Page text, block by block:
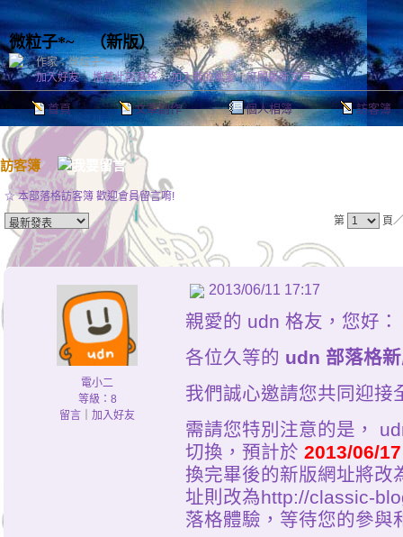
微粒子*~（新版）
首頁 文章創作 個人相簿 訪客簿
加入好友｜推薦此部落格｜加入我的最愛｜訂閱最新文章
作家：微粒子*~
訪客簿
☆ 本部落格訪客簿 歡迎會員留言唷!
第
頁
電小二
等級：8
留言
加入好友
2013/06/11 17:17
親愛的 udn 格友，您好：
各位久等的 udn 部落格
我們誠心邀請您共同迎接
需請您特別注意的是，
切換，預計於 2013/06/
換完畢後的新版網址將
址則改為http://classic-
落格體驗，等待您的參與